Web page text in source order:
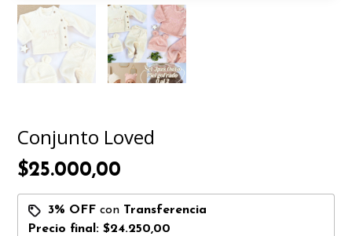
Conjunto Loved
$25.000,00
3% OFF con Transferencia
Precio final:$24.250,00